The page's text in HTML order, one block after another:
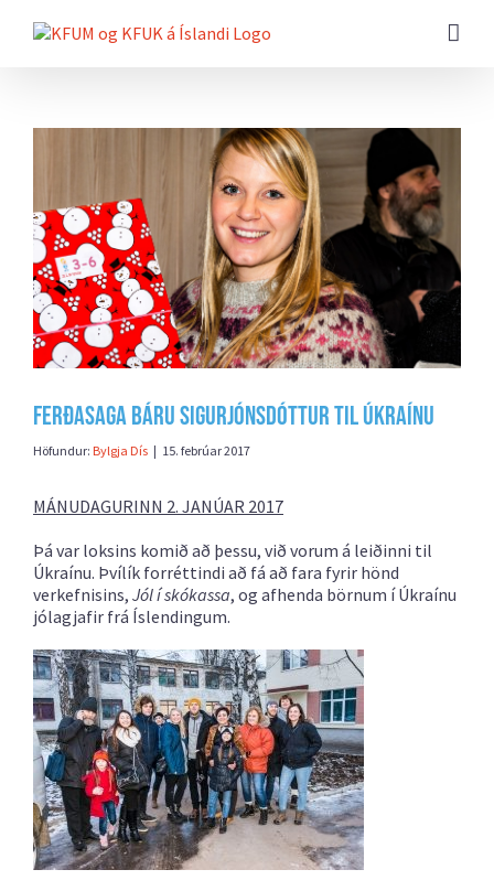
beint
Ferðasaga Báru Sigurjónsdóttur til Úkraínu
Höfundur: Bylgja Dís | 15. febrúar 2017
MÁNUDAGURINN 2. JANÚAR 2017
Þá var loksins komið að þessu, við vorum á leiðinni til
Úkraínu. Þvílík forréttindi að fá að fara fyrir hönd
verkefnisins, Jól í skókassa, og afhenda börnum í Úkraínu
jólagjafir frá Íslendingum.